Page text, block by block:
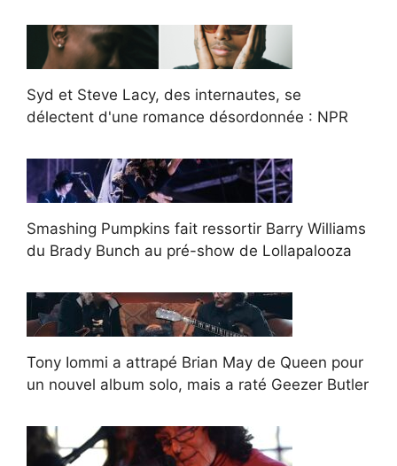
Syd et Steve Lacy, des internautes, se
délectent d'une romance désordonnée : NPR
Smashing Pumpkins fait ressortir Barry Williams
du Brady Bunch au pré-show de Lollapalooza
Tony Iommi a attrapé Brian May de Queen pour
un nouvel album solo, mais a raté Geezer Butler